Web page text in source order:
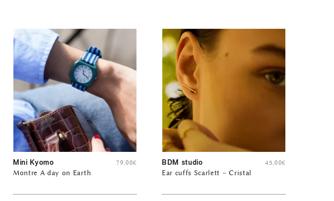
Mini Kyomo
Montre A day on Earth
79,00€ BDM studio
Ear cuffs Scarlett – Cristal
45,00€